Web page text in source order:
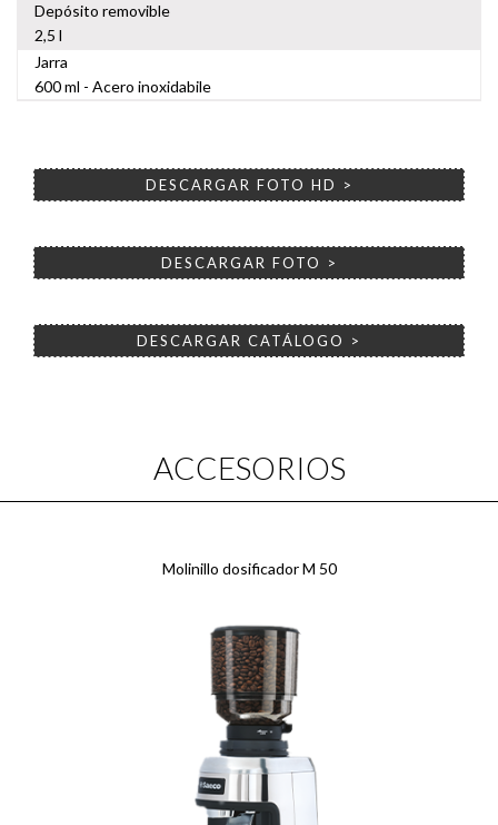
Depósito removible
2,5 l
Jarra
600 ml - Acero inoxidabile
DESCARGAR FOTO HD >
DESCARGAR FOTO >
DESCARGAR CATÁLOGO >
ACCESORIOS
Molinillo dosificador M 50